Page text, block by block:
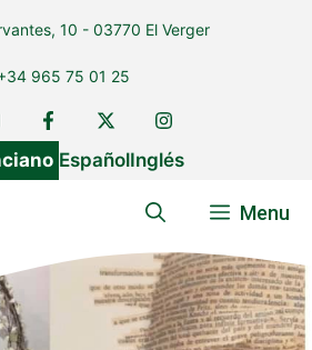
10 - 03770 El Verger
965 75 01 25
EspañolInglés
Menu